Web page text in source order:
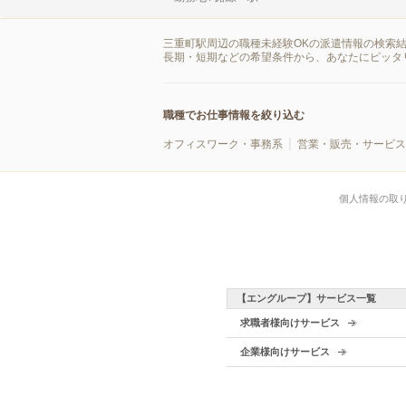
三重町駅周辺の職種未経験OKの派遣情報の検索
長期・短期などの希望条件から、あなたにピッタ
職種でお仕事情報を絞り込む
オフィスワーク・事務系 営業・販売・サービ
個人情報の取
【エングループ】サービス一覧
求職者様向けサービス
企業様向けサービス